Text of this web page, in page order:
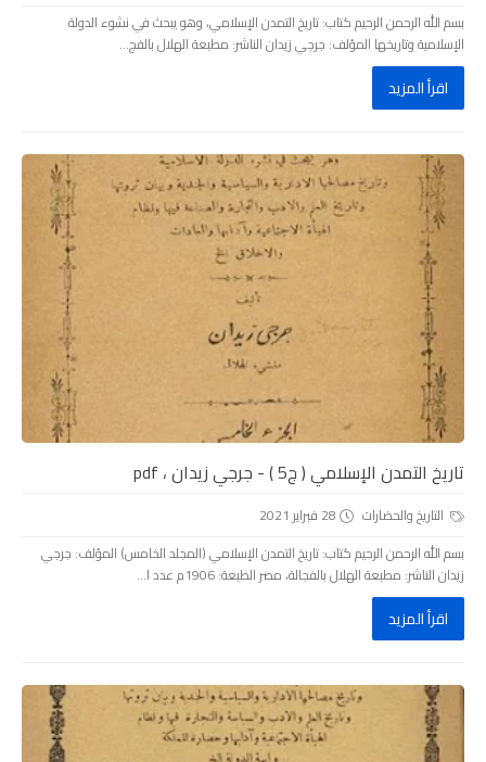
بسم الله الرحمن الرحيم كتاب: تاريخ التمدن الإسلامي، وهو يبحث في نشوء الدولة
الإسلامية وتاريخها المؤلف: جرجي زيدان الناشر: مطبعة الهلال بالفج...
اقرأ المزيد
تاريخ التمدن الإسلامي ( ج5 ) - جرجي زيدان ، pdf
التاريخ والحضارات
28 فبراير 2021
بسم الله الرحمن الرحيم كتاب: تاريخ التمدن الإسلامي (المجلد الخامس) المؤلف: جرجي
زيدان الناشر: مطبعة الهلال بالفجالة، مصر الطبعة: 1906م عدد ا...
اقرأ المزيد